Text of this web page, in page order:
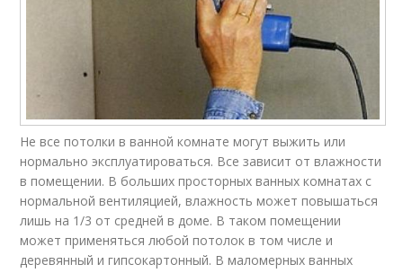
Не все потолки в ванной комнате могут выжить или
нормально эксплуатироваться. Все зависит от влажности
в помещении. В больших просторных ванных комнатах с
нормальной вентиляцией, влажность может повышаться
лишь на 1/3 от средней в доме. В таком помещении
может применяться любой потолок в том числе и
деревянный и гипсокартонный. В маломерных ванных